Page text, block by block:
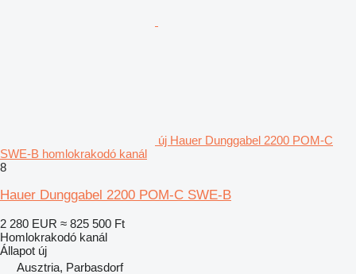
új Hauer Dunggabel 2200 POM-C
SWE-B homlokrakodó kanál
8
Hauer Dunggabel 2200 POM-C SWE-B
2 280 EUR ≈ 825 500 Ft
Homlokrakodó kanál
Állapot új
Ausztria, Parbasdorf